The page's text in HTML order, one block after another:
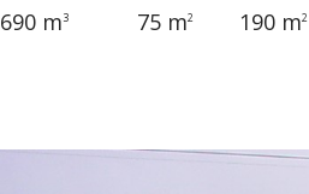
690 m3
75 m2
190 m2